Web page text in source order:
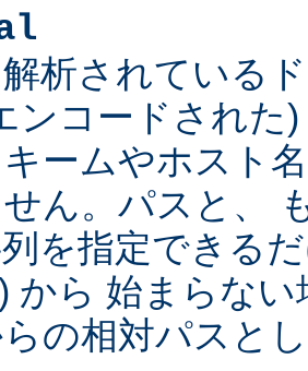
析されている
ンコードされた
ームやホスト
ん。パスと、
を指定できる
から 始まらな
らの相対パスと